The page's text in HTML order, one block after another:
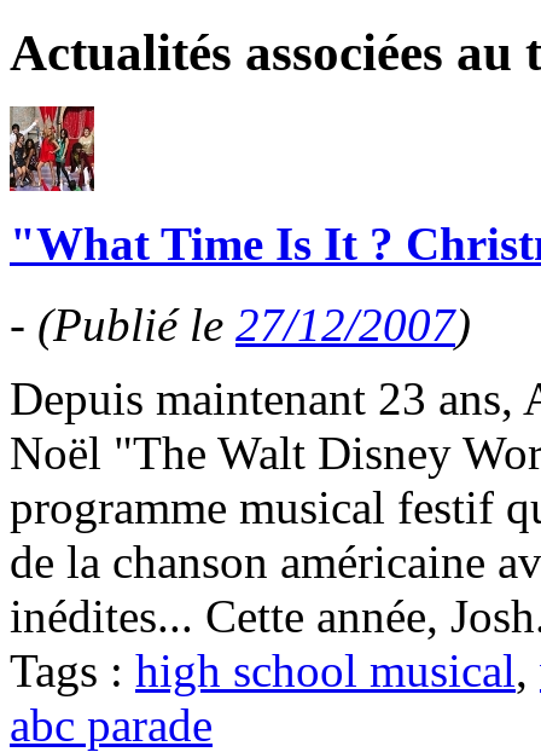
Actualités associées au
"What Time Is It ?
- (Publié le 27/12/2007)
Depuis maintenant 23
Noël "The Walt Disney
programme musical festif
de la chanson américaine
inédites... Cette année,
Tags : high school musical,
abc parade